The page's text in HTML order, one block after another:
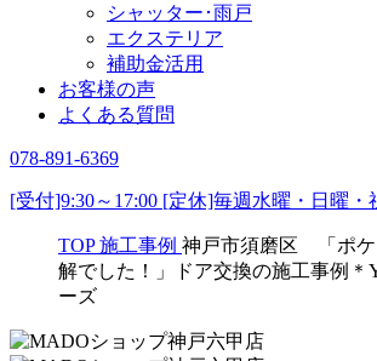
シャッター･雨戸
エクステリア
補助金活用
お客様の声
よくある質問
078-891-6369
[受付]9:30～17:00 [定休]毎週水曜・日曜・
TOP 施工事例 神戸市須磨区 「ポケ
解でした！」ドア交換の施工事例＊
ーズ